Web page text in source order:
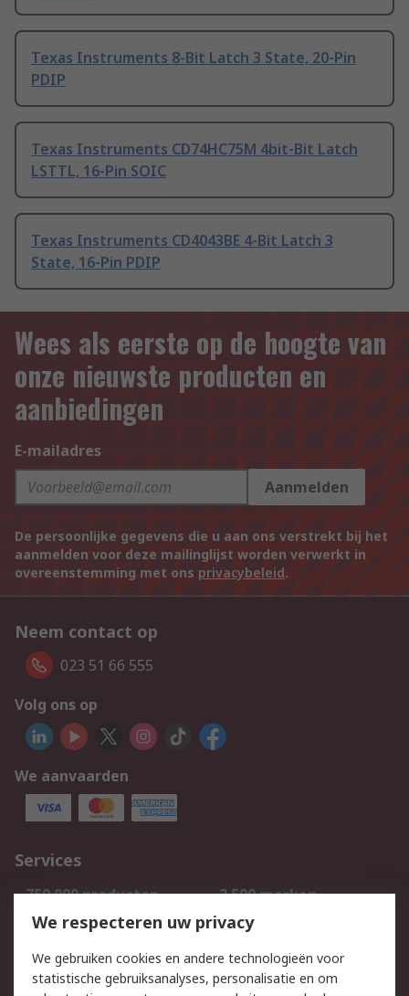
Texas Instruments 8-Bit Latch 3 State, 20-Pin
PDIP
Texas Instruments CD74HC75M 4bit-Bit Latch
LSTTL, 16-Pin SOIC
Texas Instruments CD4043BE 4-Bit Latch 3
State, 16-Pin PDIP
Wees als eerste op de hoogte van
onze nieuwste producten en
aanbiedingen
E-mailadres
Aanmelden
De persoonlijke gegevens die u aan ons verstrekt bij het
aanmelden voor deze mailinglijst worden verwerkt in
overeenstemming met ons privacybeleid.
Neem contact op
023 51 66 555
Volg ons op
We aanvaarden
Services
750.000 producten
2.500 merken
Bestellen
Inkoopoplossingen
Track & Trace
We respecteren uw privacy
We gebruiken cookies en andere technologieën voor
statistische gebruiksanalyses, personalisatie en om